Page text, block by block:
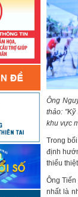
Ông
thảo:
khu vực
Trong
định
thiểu
Ông
nhất là